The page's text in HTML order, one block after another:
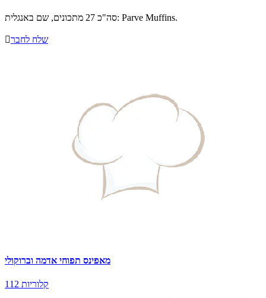
סה"כ 27 מתכונים, שם באנגלית: Parve Muffins.
שלח לחבר
מאפינס תפוחי אדמה וברוקולי
112 קלוריות